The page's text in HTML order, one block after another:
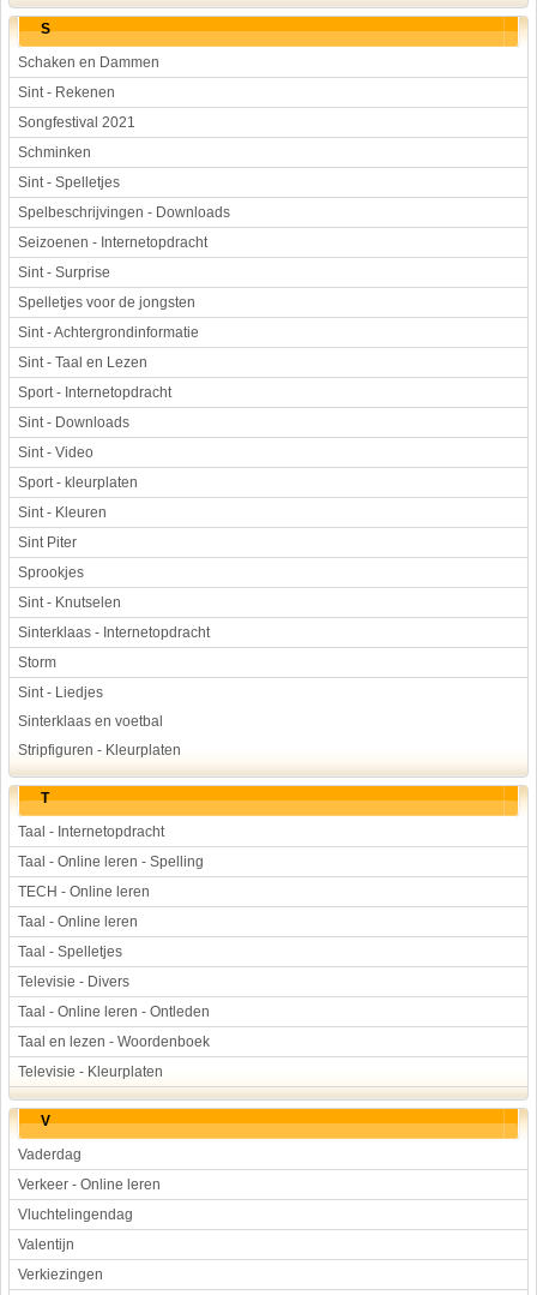
S
Schaken en Dammen
Sint - Rekenen
Songfestival 2021
Schminken
Sint - Spelletjes
Spelbeschrijvingen - Downloads
Seizoenen - Internetopdracht
Sint - Surprise
Spelletjes voor de jongsten
Sint - Achtergrondinformatie
Sint - Taal en Lezen
Sport - Internetopdracht
Sint - Downloads
Sint - Video
Sport - kleurplaten
Sint - Kleuren
Sint Piter
Sprookjes
Sint - Knutselen
Sinterklaas - Internetopdracht
Storm
Sint - Liedjes
Sinterklaas en voetbal
Stripfiguren - Kleurplaten
T
Taal - Internetopdracht
Taal - Online leren - Spelling
TECH - Online leren
Taal - Online leren
Taal - Spelletjes
Televisie - Divers
Taal - Online leren - Ontleden
Taal en lezen - Woordenboek
Televisie - Kleurplaten
V
Vaderdag
Verkeer - Online leren
Vluchtelingendag
Valentijn
Verkiezingen